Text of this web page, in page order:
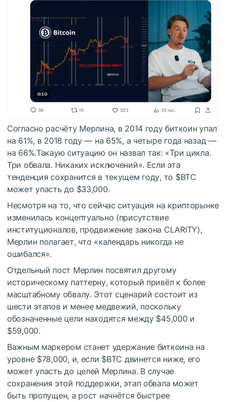
Согласно расчёту Мерлина, в 2014 году биткоин упал
на 61%, в 2018 году — на 65%, а четыре года назад —
на 66%.Такаую ситуацию он назвал так: «Три цикла.
Три обвала. Никаких исключений». Если эта
тенденция сохранится в текущем году, то $BTC
может упасть до $33,000.
Несмотря на то, что сейчас ситуация на крипторынке
изменилась концептуально (присутствие
институционалов, продвижение закона CLARITY),
Мерлин полагает, что «календарь никогда не
ошибался».
Отдельный пост Мерлин посвятил другому
историческому паттерну, который привёл к более
масштабному обвалу. Этот сценарий состоит из
шести этапов и менее медвежий, поскольку
обозначенные цели находятся между $45,000 и
$59,000.
Важным маркером станет удержание биткоина на
уровне $78,000, и, если $BTC двинется ниже, его
может упасть до целей Мерлина. В случае
сохранения этой поддержки, этап обвала может
быть пропущен, а рост начнётся быстрее